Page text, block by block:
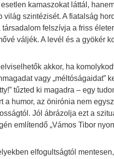
kamaszokat láttál,
szintézisét. A fiatalság
felszívja a friss
váljék. A levél és a gyökér
akkor, ha
vagy „méltóságaidat”
tűzted ki magadra – egy
humor, az önirónia nem
Jól ábrázolja ezt a
említendő „Vámos Tibor
elfogultságtól